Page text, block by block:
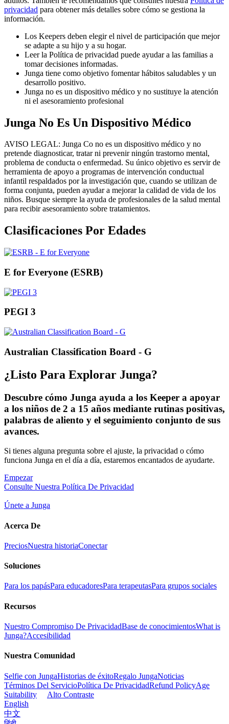
privacidad para obtener más detalles sobre cómo se gestiona la
información.
Los Keepers deben elegir el nivel de participación que mejor
se adapte a su hijo y a su hogar.
Leer la Política de privacidad puede ayudar a las familias a
tomar decisiones informadas.
Junga tiene como objetivo fomentar hábitos saludables y un
desarrollo positivo.
Junga no es un dispositivo médico y no sustituye la atención
ni el asesoramiento profesional
Junga No Es Un Dispositivo Médico
AVISO LEGAL: Junga Co no es un dispositivo médico y no
pretende diagnosticar, tratar ni prevenir ningún trastorno mental,
problema de conducta o enfermedad. Su único objetivo es servir de
herramienta de apoyo a programas de intervención conductual
infantil respaldados por la investigación que, cuando se utilizan de
forma conjunta, pueden ayudar a mejorar la calidad de vida de los
niños. Busque siempre la ayuda de profesionales de la salud mental
para recibir asesoramiento sobre tratamientos.
Clasificaciones Por Edades
E for Everyone (ESRB)
PEGI 3
Australian Classification Board - G
¿Listo Para Explorar Junga?
Descubre cómo Junga ayuda a los Keeper a apoyar
a los niños de 2 a 15 años mediante rutinas positivas,
palabras de aliento y el seguimiento conjunto de sus
avances.
Si tienes alguna pregunta sobre el ajuste, la privacidad o cómo
funciona Junga en el día a día, estaremos encantados de ayudarte.
Empezar
Consulte Nuestra Política De Privacidad
Únete a Junga
Acerca De
PreciosNuestra historiaConectar
Soluciones
Para los papásPara educadoresPara terapeutasPara grupos sociales
Recursos
Nuestro Compromiso De PrivacidadBase de conocimientosWhat is
Junga?Accesibilidad
Nuestra Comunidad
Selfie con JungaHistorias de éxitoRegalo JungaNoticias
Términos Del ServicioPolítica De PrivacidadRefund PolicyAge
Suitability
Alto Contraste
English
中文